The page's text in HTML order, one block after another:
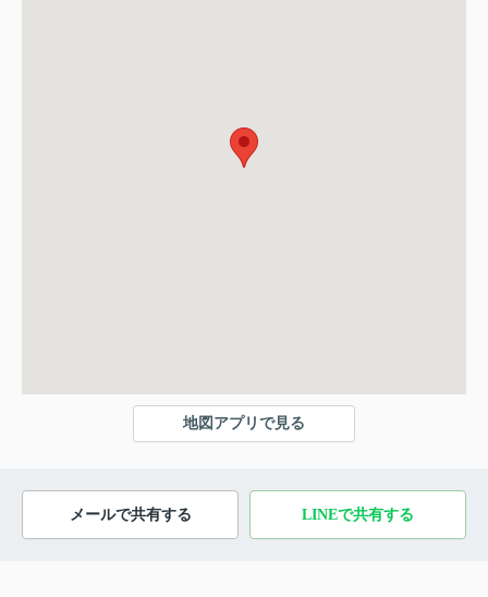
地図アプリで見る
メールで共有する LINEで共有する